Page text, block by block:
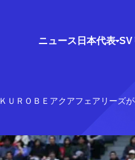
ニュース 日本代表 SV
ＫＵＲＯＢＥアクアフェアリーズ